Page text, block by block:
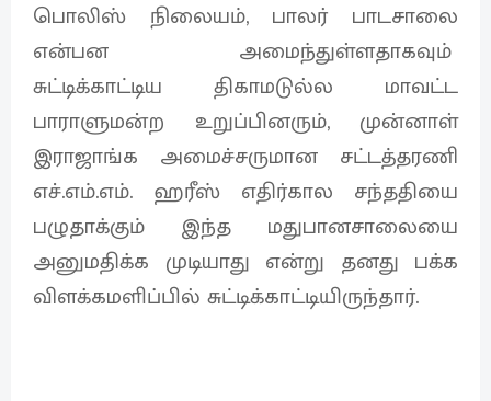
பொலிஸ் நிலையம், பாலர் பாடசாலை
என்பன அமைந்துள்ளதாகவும்
சுட்டிக்காட்டிய திகாமடுல்ல மாவட்ட
பாராளுமன்ற உறுப்பினரும், முன்னாள்
இராஜாங்க அமைச்சருமான சட்டத்தரணி
எச்.எம்.எம். ஹரீஸ் எதிர்கால சந்ததியை
பழுதாக்கும் இந்த மதுபானசாலையை
அனுமதிக்க முடியாது என்று தனது பக்க
விளக்கமளிப்பில் சுட்டிக்காட்டியிருந்தார்.